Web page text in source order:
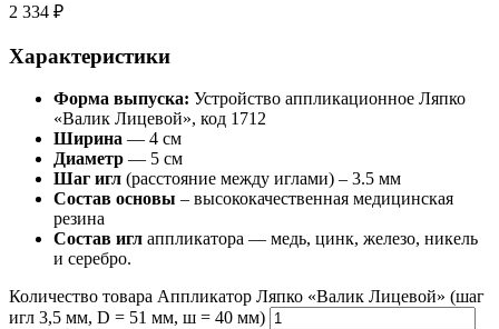
2 334 ₽
Характеристики
Форма выпуска: Устройство аппликационное Ляпко
«Валик Лицевой», код 1712
Ширина — 4 см
Диаметр — 5 см
Шаг игл (расстояние между иглами) – 3.5 мм
Состав основы – высококачественная медицинская
резина
Состав игл аппликатора — медь, цинк, железо, никель
и серебро.
Количество товара Аппликатор Ляпко «Валик Лицевой» (шаг
игл 3,5 мм, D = 51 мм, ш = 40 мм)